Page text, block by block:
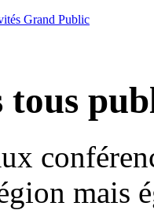
Grand Public
tous
mais